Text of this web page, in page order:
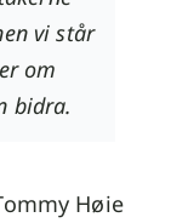
vi står
om
bidra.
Høie